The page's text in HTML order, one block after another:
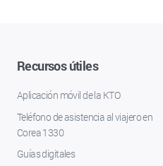
Recursos útiles
Aplicación móvil de la KTO
Teléfono de asistencia al viajero en
Corea 1330
Guías digitales